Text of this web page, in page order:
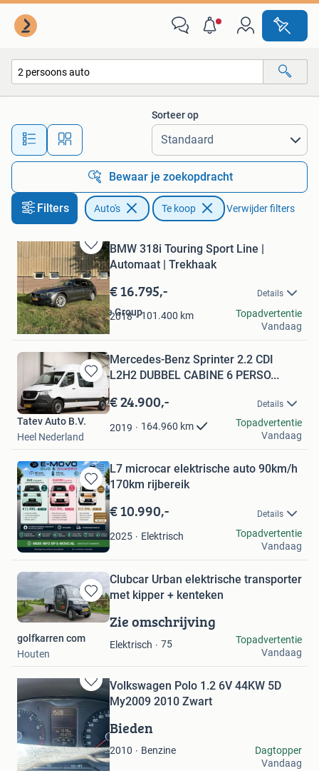
Alle afstanden…
Sorteer op
Bewaar je zoekopdracht
Filters Auto's Te koop Verwijder filters
Bewaren
in
Mijn
Favorieten
BMW 318i Touring Sport Line |
Automaat | Trekhaak
€ 16.795,- Details
2018 101.400 km
De Boom Automotive Group
Alblasserdam
Topadvertentie
Vandaag
Bewaren
in
Mijn
Favorieten
Mercedes-Benz Sprinter 2.2 CDI
L2H2 DUBBEL CABINE 6 PERSO...
€ 24.900,- Details
2019 164.960 km
Tatev Auto B.V.
Heel Nederland
Topadvertentie
Vandaag
Bewaren
in
Mijn
Favorieten
L7 microcar elektrische auto 90km/h
170km rijbereik
€ 10.990,- Details
2025 Elektrisch
E-MOVO
Oudewater
Topadvertentie
Vandaag
Bewaren
in
Favorieten
Clubcar Urban elektrische transporter
met kipper + kenteken
Zie omschrijving
Elektrisch 75
golfkarren com
Houten
Topadvertentie
Vandaag
Bewaren
in
Mijn
Favorieten
Volkswagen Polo 1.2 6V 44KW 5D
My2009 2010 Zwart
Bieden
2010 Benzine
Boyen
Spaarndam
Dagtopper
Vandaag